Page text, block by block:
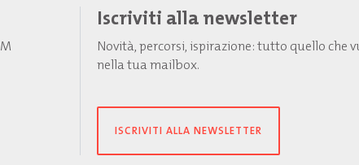
Iscriviti alla newsletter
Novità, percorsi, ispirazione: tutto quello che
nella tua mailbox.
ISCRIVITI ALLA NEWSLETTER